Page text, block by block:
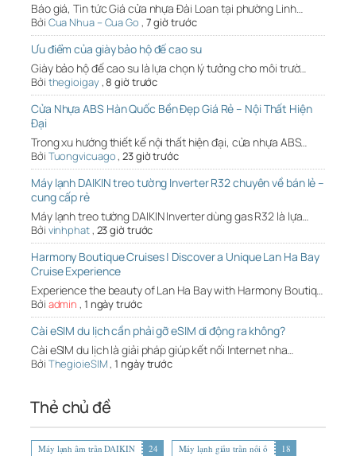
Báo giá, Tin tức Giá cửa nhựa Đài Loan tại phường Linh…
Bởi Cua Nhua – Cua Go , 7 giờ trước
Ưu điểm của giày bảo hộ đế cao su
Giày bảo hộ đế cao su là lựa chọn lý tưởng cho môi trườ…
Bởi thegioigay,8 giờ trước
Cửa Nhựa ABS Hàn Quốc Bền Đẹp Giá Rẻ – Nội Thất Hiện
Đại
Trong xu hướng thiết kế nội thất hiện đại, cửa nhựa ABS…
Bởi Tuongvicuago,23 giờ trước
Máy lạnh DAIKIN treo tường Inverter R32 chuyên về bán lẻ –
cung cấp rẻ
Máy lạnh treo tường DAIKIN Inverter dùng gas R32 là lựa…
Bởi vinhphat, 23 giờ trước
Harmony Boutique Cruises | Discover a Unique Lan Ha Bay
Cruise Experience
Experience the beauty of Lan Ha Bay with Harmony Boutiq…
Bởi admin , 1 ngày trước
Cài eSIM du lịch cần phải gỡ eSIM di động ra không?
Cài eSIM du lịch là giải pháp giúp kết nối Internet nha…
Bởi ThegioieSIM,1 ngày trước
Thẻ chủ đề
Máy lạnh âm trần DAIKIN 24 Máy lạnh giấu trần nối ố
18